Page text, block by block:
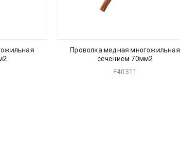
Проволка медная многожильная
сечением 70мм2
F40311